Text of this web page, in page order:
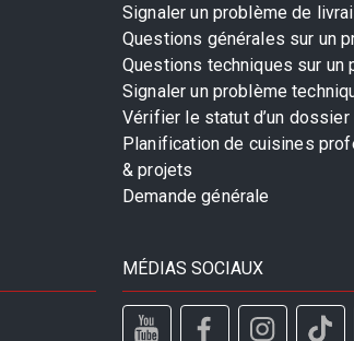
Signaler un problème de
Questions générales sur un
Questions techniques sur un
Signaler un problème
Vérifier le statut d’un dossier
Planification de cuisines
& projets
Demande générale
MÉDIAS SOCIAUX